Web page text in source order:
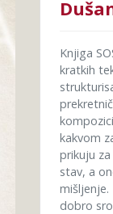
Knjiga
kratkih
kakvom
prikuju
stav, a
dobro